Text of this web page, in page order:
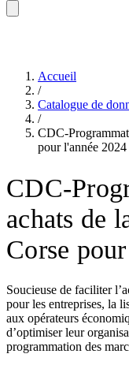
Accueil
/
Catalogue de
/
CDC-
pour l'année 2024
CDC-
achats de
Corse
Soucieuse de faciliter
pour les entreprises, la
aux opérateurs
d’optimiser leur
programmation des